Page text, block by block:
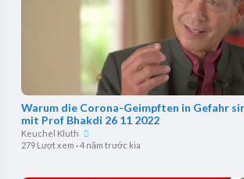
Warum die Corona-Geimpften in Gefahr sind;
mit Prof Bhakdi 26 11 2022
Keuchel Kluth
279 Lượt xem ·4 năm trước kia